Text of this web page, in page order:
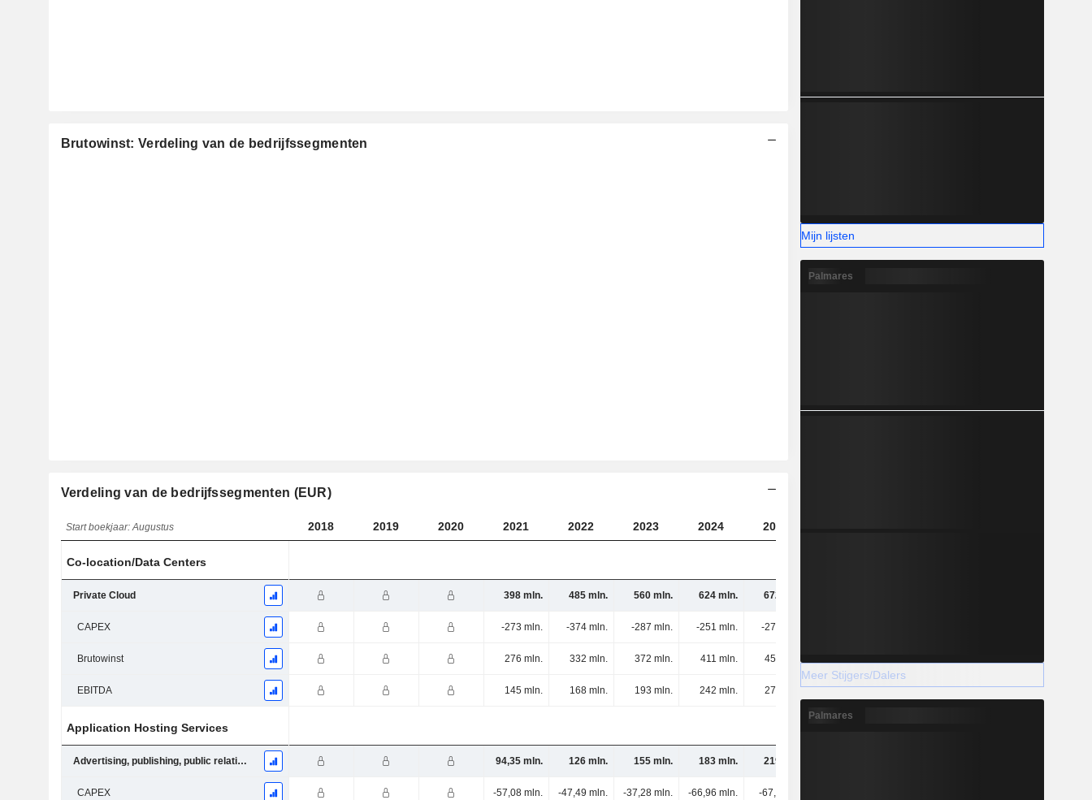
Brutowinst: Verdeling van de bedrijfssegmenten
Verdeling van de bedrijfssegmenten (EUR)
Start boekjaar: Augustus 2018 2019 2020 2021 2022 2023 2024 2025
Co-location/Data Centers
Private Cloud 398 mln. 485 mln. 560 mln. 624 mln. 672 mln.
CAPEX -273 mln. -374 mln. -287 mln. -251 mln. -279 mln.
Brutowinst 276 mln. 332 mln. 372 mln. 411 mln. 454 mln.
EBITDA 145 mln. 168 mln. 193 mln. 242 mln. 272 mln.
Application Hosting Services
Advertising, publishing, public relations 94,35 mln. 126 mln. 155 mln. 183 mln. 219 mln.
CAPEX -57,08 mln. -47,49 mln. -37,28 mln. -66,96 mln. -67,8 mln.
Mijn lijsten
Palmares
Meer Stijgers/Dalers
Palmares